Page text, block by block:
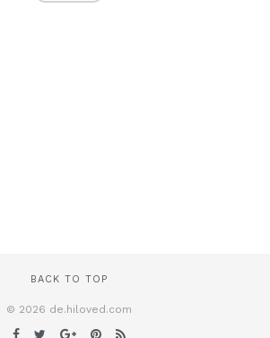
BACK TO TOP
© 2026 de.hiloved.com